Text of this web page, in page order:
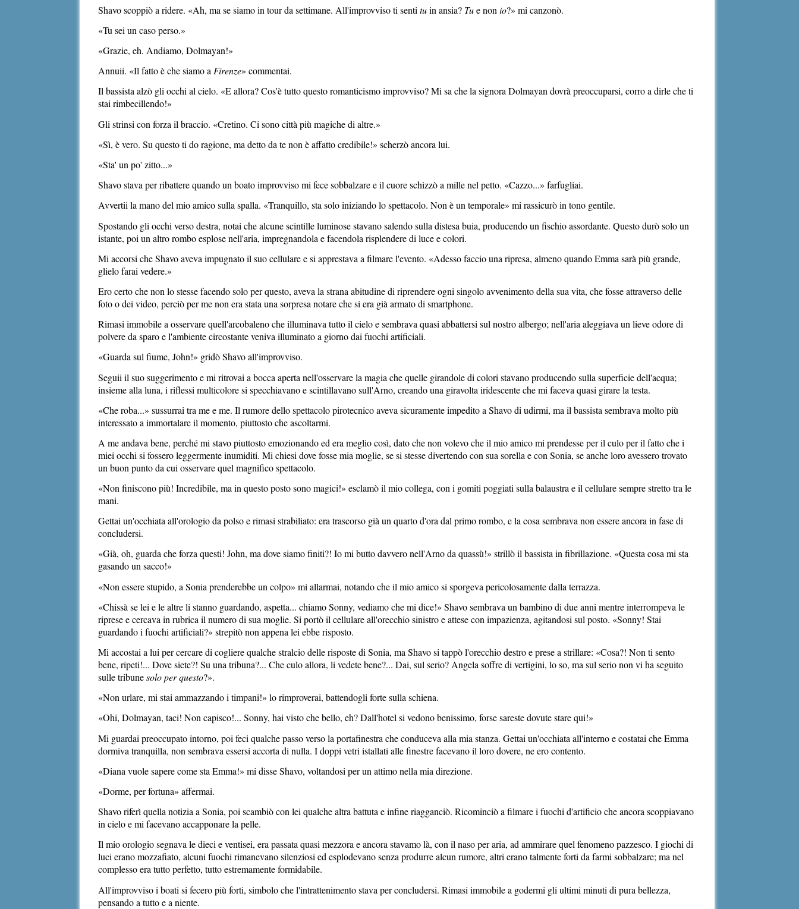
Shavo scoppiò a ridere. «Ah, ma se siamo in tour da settimane. All'improvviso ti sentituin ansia? Tue nonio?» mi canzonò.
«Tu sei un caso perso.»
«Grazie, eh. Andiamo, Dolmayan!»
Annuii. «Il fatto è che siamo aFirenze» commentai.
Il bassista alzò gli occhi al cielo. «E allora? Cos'è tutto questo romanticismo improvviso? Mi sa che la signora Dolmayan dovrà preoccuparsi, corro a dirle che ti
stai rimbecillendo!»
Gli strinsi con forza il braccio. «Cretino. Ci sono città più magiche di altre.»
«Sì, è vero. Su questo ti do ragione, ma detto da tenon è affatto credibile!» scherzò ancora lui.
«Sta' un po' zitto...»
Shavo stava per ribattere quando un boato improvviso mi fece sobbalzare e il cuore schizzò a mille nel petto. «Cazzo...» farfugliai.
Avvertii la mano del mio amico sulla spalla. «Tranquillo, sta solo iniziando lo spettacolo. Non è un temporale» mi rassicurò in tono gentile.
Spostando gli occhi verso destra, notai che alcune scintille luminose stavano salendo sulla distesa buia, producendo un fischio assordante. Questo durò solo un
istante, poi un altro rombo esplose nell'aria, impregnandola e facendola risplendere di luce e colori.
Mi accorsi che Shavo aveva impugnato il suo cellulare e si apprestava a filmare l'evento. «Adesso faccio una ripresa, almeno quando Emma sarà più grande,
glielo farai vedere.»
Ero certo che non lo stesse facendo solo per questo, aveva la strana abitudine di riprendere ogni singolo avvenimento della sua vita, che fosse attraverso delle
foto o dei video, perciò per me non era stata una sorpresa notare che si era già armato di smartphone.
Rimasi immobile a osservare quell'arcobaleno che illuminava tutto il cielo e sembrava quasi abbattersi sul nostro albergo; nell'aria aleggiava un lieve odore di
polvere da sparo e l'ambiente circostante veniva illuminato a giorno dai fuochi artificiali.
«Guarda sul fiume, John!» gridò Shavoall'improvviso.
Seguii il suo suggerimento e mi ritrovai a bocca aperta nell'osservare la magia che quelle girandole di colori stavano producendo sulla superficie dell'acqua;
insieme alla luna, i riflessi multicolore si specchiavano e scintillavano sull'Arno, creando una giravolta iridescente che mi faceva quasi girare la testa.
«Che roba...» sussurrai tra me e me. Il rumore dello spettacolo pirotecnico aveva sicuramente impedito a Shavo di udirmi, ma il bassista sembrava molto più
interessato a immortalare il momento, piuttosto che ascoltarmi.
A me andava bene, perché mi stavo piuttosto emozionando ed era meglio così, dato che non volevo che il mio amico mi prendesse per il culo per il fatto che i
miei occhi si fossero leggermente inumiditi. Mi chiesi dove fosse mia moglie, se si stesse divertendo con sua sorella e con Sonia, se anche loro avessero trovato
un buon punto da cui osservare quel magnifico spettacolo.
«Non finiscono più! Incredibile, ma in questo posto sono magici!» esclamò il mio collega, con i gomiti poggiati sulla balaustra e il cellulare sempre stretto tra le
mani.
Gettai un'occhiata all'orologio da polso e rimasi strabiliato: era trascorso già un quarto d'ora dal primo rombo, e la cosa sembrava non essere ancora in fase di
concludersi.
«Già, oh, guarda che forza questi! John, ma dove siamo finiti?! Io mi butto davvero nell'Arno daquassù!» strillò il bassista in fibrillazione. «Questa cosa mi sta
gasando un sacco!»
«Non essere stupido, a Sonia prenderebbe un colpo» mi allarmai, notando che il mio amico si sporgeva pericolosamente dalla terrazza.
«Chissà se lei e le altre li stanno guardando, aspetta... chiamo Sonny, vediamo che mi dice!» Shavo sembrava un bambino di due anni mentre interrompeva le
riprese e cercava in rubrica il numero di sua moglie. Si portò il cellulare all'orecchio sinistro e attese con impazienza, agitandosi sul posto. «Sonny! Stai
guardando i fuochi artificiali?» strepitò non appena lei ebbe risposto.
Mi accostai a lui per cercare di cogliere qualche stralcio delle risposte di Sonia, ma Shavo si tappò l'orecchio destro e prese a strillare: «Cosa?! Non ti sento
bene, ripeti!... Dove siete?! Su una tribuna?... Che culo allora, li vedete bene?... Dai, sul serio? Angela soffre di vertigini, lo so, ma sul serio non vi ha seguito
sulle tribunesolo per questo?».
«Non urlare, mi stai ammazzando i timpani!» lo rimproverai, battendogli forte sulla schiena.
«Ohi, Dolmayan, taci! Non capisco!... Sonny, hai visto che bello, eh? Dall'hotel si vedono benissimo, forse sareste dovute stare qui!»
Mi guardai preoccupato intorno, poi feci qualche passo verso la portafinestra che conduceva alla mia stanza. Gettai un'occhiata all'interno e costatai che Emma
dormiva tranquilla, nonsembrava essersi accorta di nulla. I doppi vetri istallati alle finestre facevano il loro dovere, ne ero contento.
«Diana vuole sapere come sta Emma!» mi disse Shavo, voltandosi per un attimo nella mia direzione.
«Dorme, per fortuna» affermai.
Shavo riferì quella notizia a Sonia, poi scambiò con lei qualche altra battuta e infine riagganciò. Ricominciò a filmare i fuochi d'artificio che ancora scoppiavano
in cielo e mi facevano accapponare la pelle.
Il mio orologio segnava le dieci e ventisei, era passata quasi mezzora e ancora stavamo là, con il naso per aria, ad ammirare quel fenomeno pazzesco. I giochi di
luci erano mozzafiato, alcuni fuochi rimanevano silenziosi ed esplodevano senza produrre alcun rumore, altri erano talmente forti da farmi sobbalzare; ma nel
complesso era tutto perfetto, tutto estremamente formidabile.
All'improvviso i boati si fecero più forti, simbolo che l'intrattenimento stava per concludersi. Rimasi immobile a godermi gli ultimi minuti di pura bellezza,
pensando a tutto e a niente.